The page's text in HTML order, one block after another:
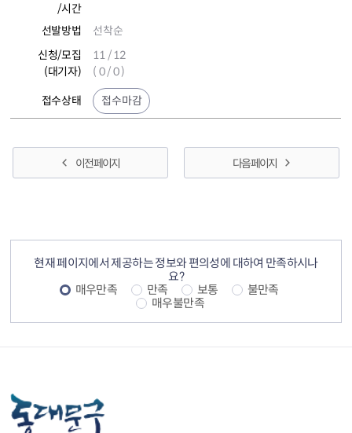
/시간
선발방법
선착순
신청/모집
(대기자)
11 / 12
( 0 / 0 )
접수상태 접수마감
이전 페이지 다음 페이지
현재 페이지에서 제공하는 정보와 편의성에 대하여 만족하시나
요?
매우만족
만족 보통
불만족
매우불만족